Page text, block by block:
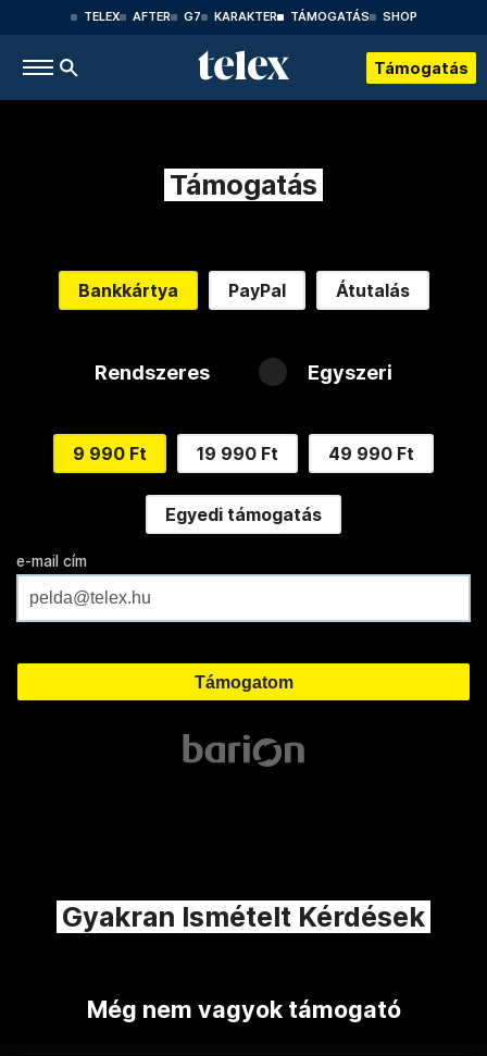
TELEX AFTER G7 KARAKTER TÁMOGATÁS SHOP
Támogatás
Támogatás
Bankkártya PayPal Átutalás
Rendszeres Egyszeri
9 990 Ft 19 990 Ft 49 990 Ft
Egyedi támogatás
e-mail cím
Gyakran Ismételt Kérdések
Még nem vagyok támogató